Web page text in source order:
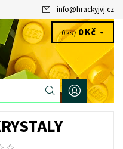
info@hrackyjvj.cz
0 ks /0 Kč